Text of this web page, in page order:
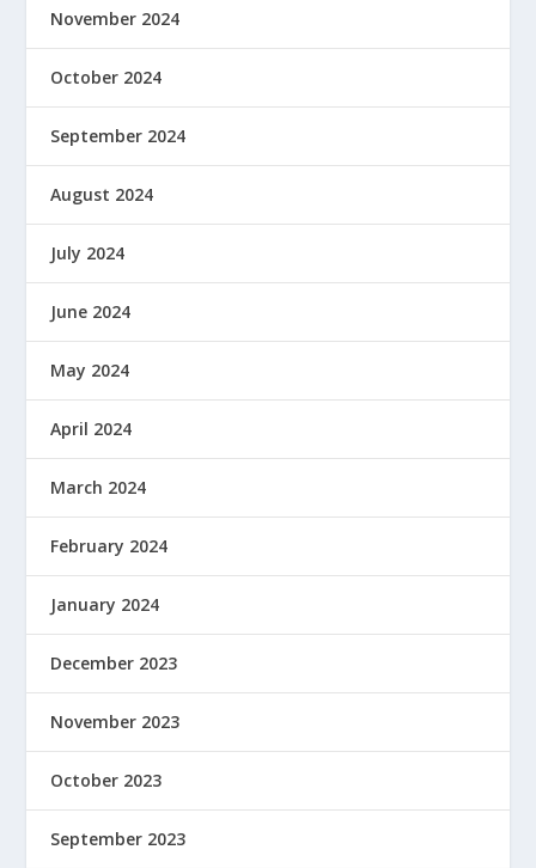
November 2024
October 2024
September 2024
August 2024
July 2024
June 2024
May 2024
April 2024
March 2024
February 2024
January 2024
December 2023
November 2023
October 2023
September 2023